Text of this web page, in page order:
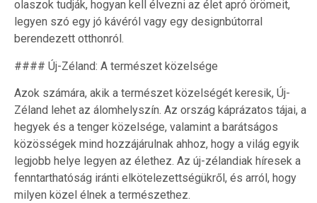
olaszok tudják, hogyan kell élvezni az élet apró örömeit,
legyen szó egy jó kávéról vagy egy designbútorral
berendezett otthonról.
#### Új-Zéland: A természet közelsége
Azok számára, akik a természet közelségét keresik, Új-
Zéland lehet az álomhelyszín. Az ország káprázatos tájai, a
hegyek és a tenger közelsége, valamint a barátságos
közösségek mind hozzájárulnak ahhoz, hogy a világ egyik
legjobb helye legyen az élethez. Az új-zélandiak híresek a
fenntarthatóság iránti elkötelezettségükről, és arról, hogy
milyen közel élnek a természethez.